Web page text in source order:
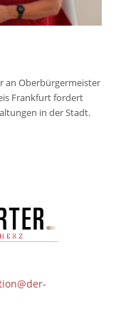
an Oberbürgermeister
Frankfurt fordert
in der Stadt.